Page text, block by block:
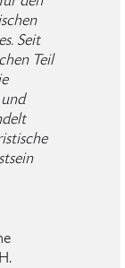
Seit
Teil